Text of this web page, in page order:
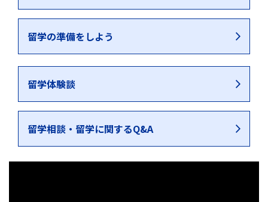
留学の準備をしよう
留学体験談
留学相談・留学に関するQ&A